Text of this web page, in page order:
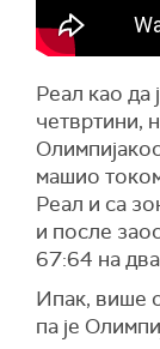
Реал као да
четвртини,
машио
Реал и са
и после
67:64 на
Ипак, више
па је